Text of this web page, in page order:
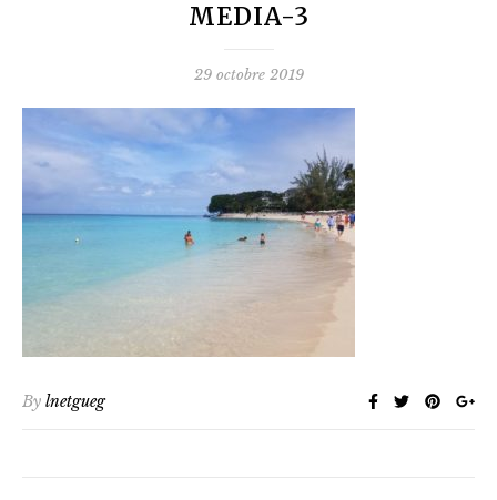
MEDIA-3
29 octobre 2019
By lnetgueg